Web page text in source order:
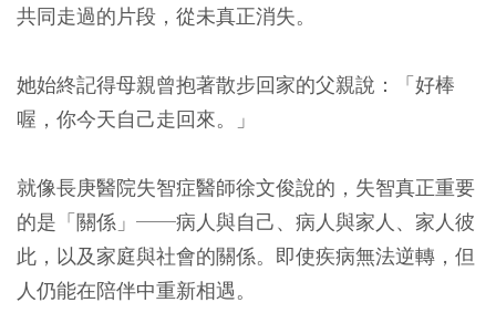
共同走過的片段，從未真正消失。
她始終記得母親曾抱著散步回家的父親說：「好棒
喔，你今天自己走回來。」
就像長庚醫院失智症醫師徐文俊說的，失智真正重要
的是「關係」──病人與自己、病人與家人、家人彼
此，以及家庭與社會的關係。即使疾病無法逆轉，但
人仍能在陪伴中重新相遇。